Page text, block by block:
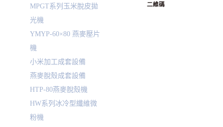
MPGT系列玉米脫皮拋
光機
YMYP-60×80 燕麥壓片
機
小米加工成套設備
燕麥脫殼成套設備
HTP-80燕麥脫殼機
HW系列冰冷型纖維微
粉機
二維碼